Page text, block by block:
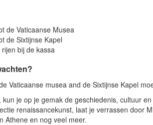
de Vaticaanse Musea
de Sixtijnse Kapel
bij de kassa
Vaticaanse musea and de Sixtijnse Kapel
kun je op je gemak de geschiedenis, cultuur
renaissancekunst, laat je verrassen door
Athene en nog veel meer.